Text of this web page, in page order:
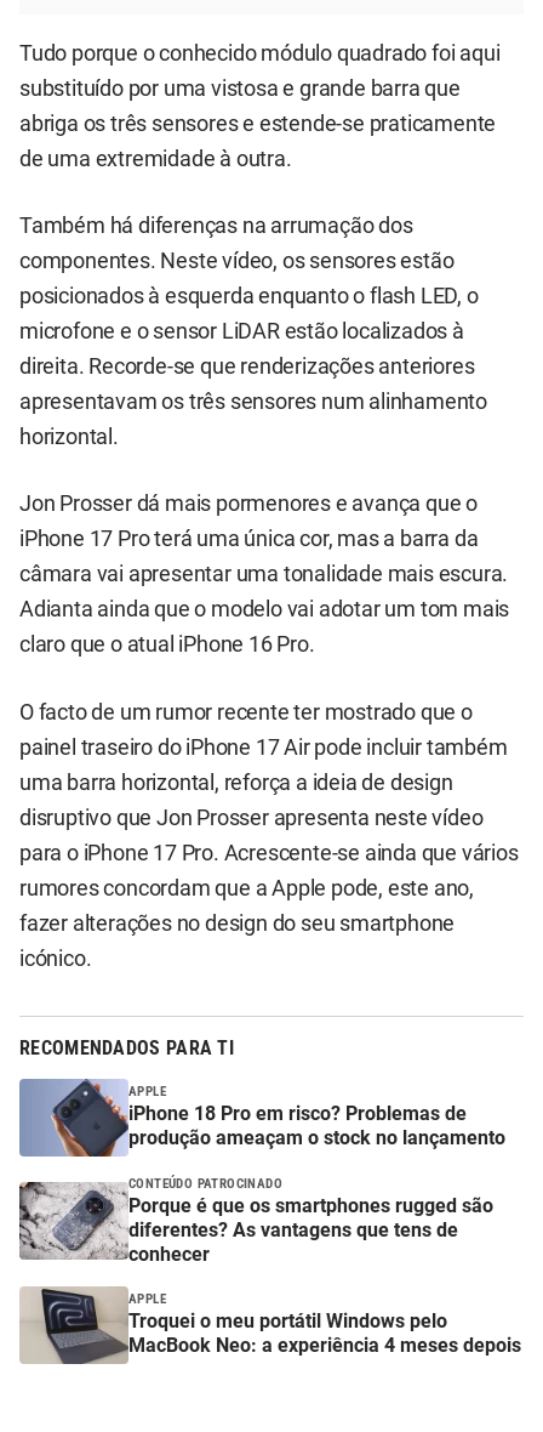
Tudo porque o conhecido módulo quadrado foi aqui
substituído por uma vistosa e grande barra que
abriga os três sensores e estende-se praticamente
de uma extremidade à outra.
Também há diferenças na arrumação dos
componentes. Neste vídeo, os sensores estão
posicionados à esquerda enquanto o flash LED, o
microfone e o sensor LiDAR estão localizados à
direita. Recorde-se que renderizações anteriores
apresentavam os três sensores num alinhamento
horizontal.
Jon Prosser dá mais pormenores e avança que o
iPhone 17 Pro terá uma única cor, mas a barra da
câmara vai apresentar uma tonalidade mais escura.
Adianta ainda que o modelo vai adotar um tom mais
claro que o atual iPhone 16 Pro.
O facto de um rumor recente ter mostrado que o
painel traseiro do iPhone 17 Air pode incluir também
uma barra horizontal, reforça a ideia de design
disruptivo que Jon Prosser apresenta neste vídeo
para o iPhone 17 Pro. Acrescente-se ainda que vários
rumores concordam que a Apple pode, este ano,
fazer alterações no design do seu smartphone
icónico.
RECOMENDADOS PARA TI
APPLE
iPhone 18 Pro em risco? Problemas de
produção ameaçam o stock no lançamento
CONTEÚDO PATROCINADO
Porque é que os smartphones rugged são
diferentes? As vantagens que tens de
conhecer
APPLE
Troquei o meu portátil Windows pelo
MacBook Neo: a experiência 4 meses depois